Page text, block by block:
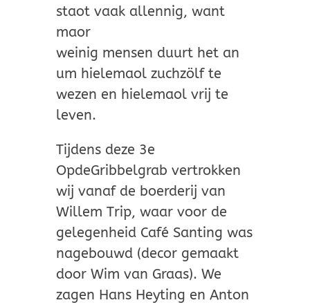
staot vaak allennig, want
maor
weinig mensen duurt het an
um hielemaol zuchzölf te
wezen en hielemaol vrij te
leven.
Tijdens deze 3e
OpdeGribbelgrab vertrokken
wij vanaf de boerderij van
Willem Trip, waar voor de
gelegenheid Café Santing was
nagebouwd (decor gemaakt
door Wim van Graas). We
zagen Hans Heyting en Anton